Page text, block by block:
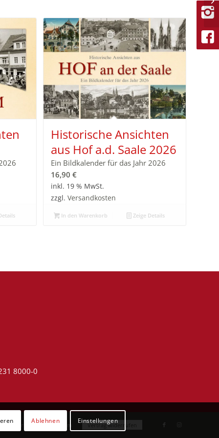
Historische Ansichten
aus Hof a.d. Saale 2026
Ein Bildkalender für das Jahr 2026
16,90 €
inkl. 19 % MwSt.
zzgl. Versandkosten
In den Warenkorb Zeige Details
8000-0
Impressum Vertrag widerrufen
Ablehnen Einstellungen